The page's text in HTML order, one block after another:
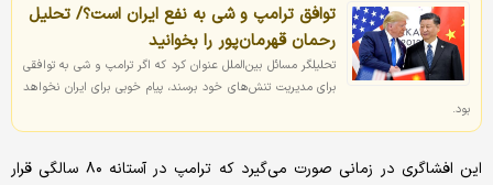
توافق ترامپ و شی به نفع ایران است؟/ تحلیل
رحمان قهرمان‌پور را بخوانید
تحلیلگر مسائل بین‌الملل عنوان کرد که اگر ترامپ و شی به توافقی
برای مدیریت تنش‌های خود برسند، پیام خوبی برای ایران نخواهد
بود.
این افشاگری در زمانی صورت می‌گیرد که ترامپ در آستانه ۸۰ سالگی قرار